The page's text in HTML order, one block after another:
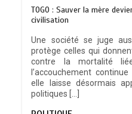
TOGO : Sauver la mère
civilisation
Une société se juge
protège celles qui
contre la mortalité
l’accouchement
elle laisse désormais
politiques […]